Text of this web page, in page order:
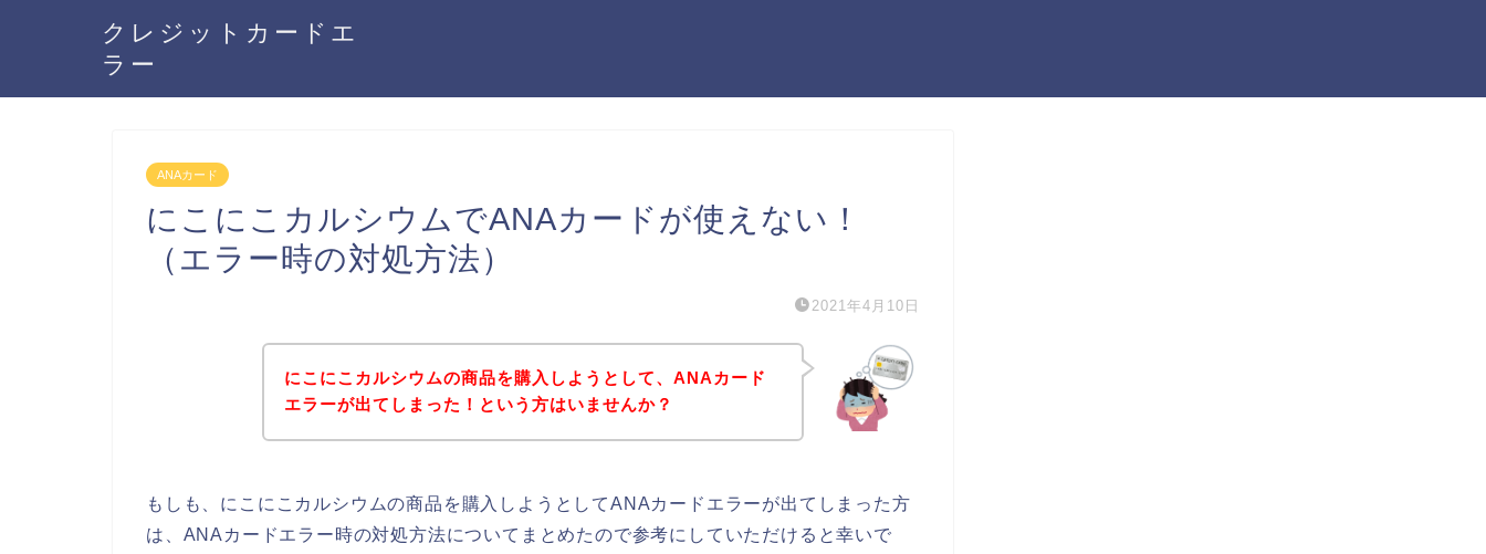
クレジットカードエ
ラー
ANAカード
にこにこカルシウムでANAカードが使えない！
（エラー時の対処方法）
2021年4月10日
にこにこカルシウムの商品を購入しようとして、ANAカード
エラーが出てしまった！という方はいませんか？
もしも、にこにこカルシウムの商品を購入しようとしてANAカードエラーが出てしまった方
は、ANAカードエラー時の対処方法についてまとめたので参考にしていただけると幸いで